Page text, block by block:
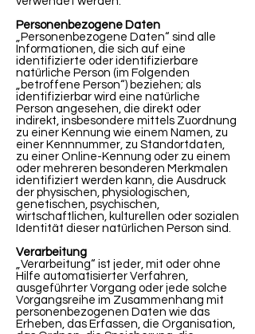
Personenbezogene Daten
„Personenbezogene Daten“ sind alle
Informationen, die sich auf eine
identifizierte oder identifizierbare
natürliche Person (im Folgenden
„betroffene Person“) beziehen; als
identifizierbar wird eine natürliche
Person angesehen, die direkt oder
indirekt, insbesondere mittels Zuordnung
zu einer Kennung wie einem Namen, zu
einer Kennnummer, zu Standortdaten,
zu einer Online-Kennung oder zu einem
oder mehreren besonderen Merkmalen
identifiziert werden kann, die Ausdruck
der physischen, physiologischen,
genetischen, psychischen,
wirtschaftlichen, kulturellen oder sozialen
Identität dieser natürlichen Person sind.
Verarbeitung
„Verarbeitung“ ist jeder, mit oder ohne
Hilfe automatisierter Verfahren,
ausgeführter Vorgang oder jede solche
Vorgangsreihe im Zusammenhang mit
personenbezogenen Daten wie das
Erheben, das Erfassen, die Organisation,